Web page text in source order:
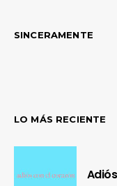
SINCERAMENTE
LO MÁS RECIENTE